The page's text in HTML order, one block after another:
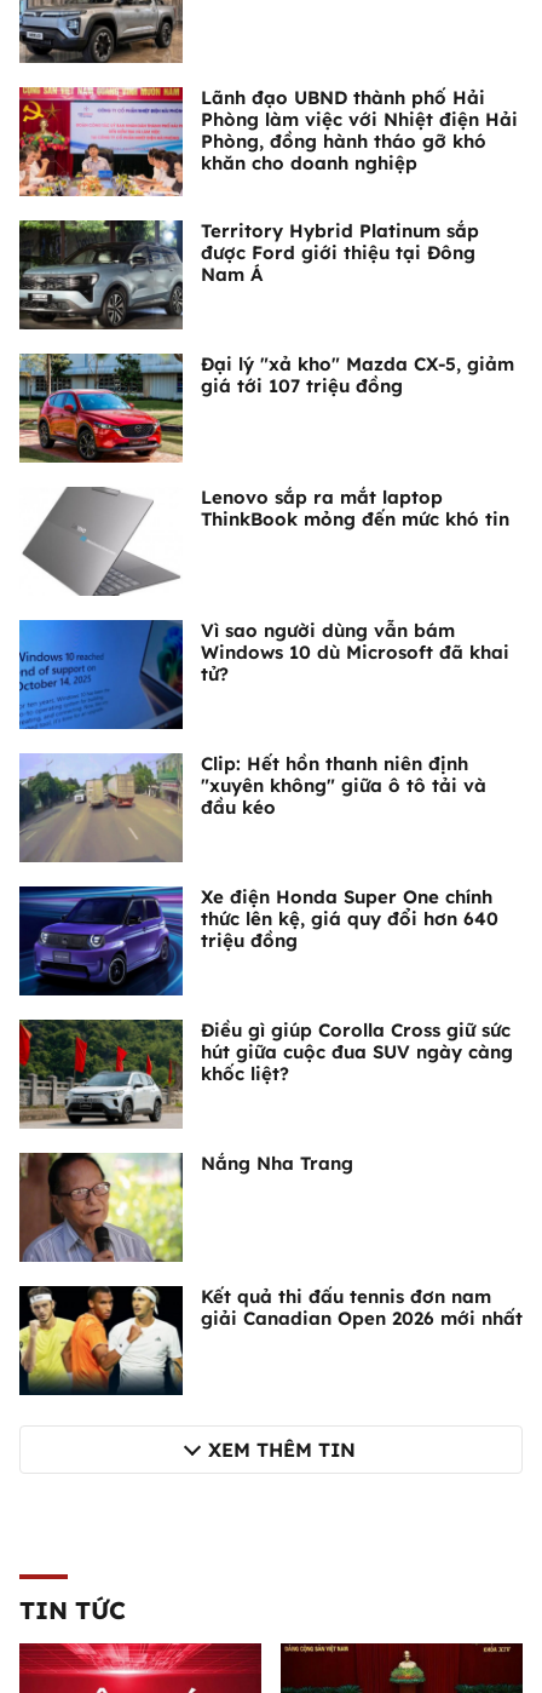
Lãnh đạo UBND thành phố Hải
Phòng làm việc với Nhiệt điện Hải
Phòng, đồng hành tháo gỡ khó
khăn cho doanh nghiệp
Territory Hybrid Platinum sắp
được Ford giới thiệu tại Đông
Nam Á
Đại lý "xả kho" Mazda CX-5, giảm
giá tới 107 triệu đồng
Lenovo sắp ra mắt laptop
ThinkBook mỏng đến mức khó tin
Vì sao người dùng vẫn bám
Windows 10 dù Microsoft đã khai
tử?
Clip: Hết hồn thanh niên định
"xuyên không" giữa ô tô tải và
đầu kéo
Xe điện Honda Super One chính
thức lên kệ, giá quy đổi hơn 640
triệu đồng
Điều gì giúp Corolla Cross giữ sức
hút giữa cuộc đua SUV ngày càng
khốc liệt?
Nắng Nha Trang
Kết quả thi đấu tennis đơn nam
giải Canadian Open 2026 mới nhất
XEM THÊM TIN
TIN TỨC